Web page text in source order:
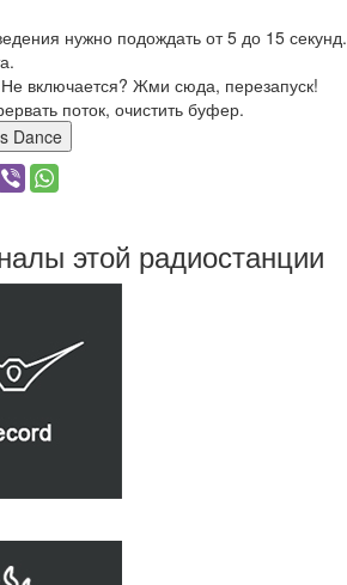
нужно подождать от 5 до 15 секунд.
включается? Жми сюда, перезапуск!
поток, очистить буфер.
60's Dance
этой радиостанции